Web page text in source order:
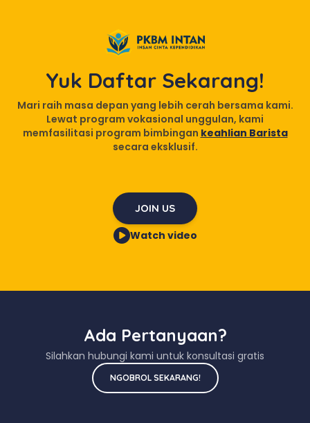
Yuk Daftar Sekarang!
Mari raih masa depan yang lebih cerah bersama kami.
Lewat program vokasional unggulan, kami
memfasilitasi program bimbingan keahlian Barista
secara eksklusif.
JOIN US
Watch video
Ada Pertanyaan?
Silahkan hubungi kami untuk konsultasi gratis
NGOBROL SEKARANG!